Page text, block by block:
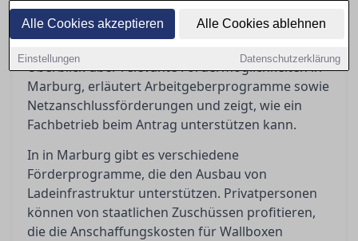
Alle Cookies akzeptieren Alle Cookies ablehnen
Einstellungen Datenschutzerklärung
welche Förderprogramme für Wallboxen und
Ladeinfrastruktur existieren und wie diese zu
Überblick über relevante Fördermöglichkeiten in
Marburg, erläutert Arbeitgeberprogramme sowie
Netzanschlussförderungen und zeigt, wie ein
Fachbetrieb beim Antrag unterstützen kann.
In in Marburg gibt es verschiedene
Förderprogramme, die den Ausbau von
Ladeinfrastruktur unterstützen. Privatpersonen
können von staatlichen Zuschüssen profitieren,
die die Anschaffungskosten für Wallboxen